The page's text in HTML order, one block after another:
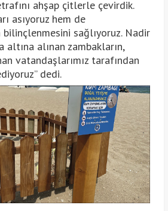
ahşap çitlerle çevirdik.
asıyoruz hem de
bilinçlenmesini sağlıyoruz. Nadir
alınan zambakların,
vatandaşlarımız tarafından
dedi.